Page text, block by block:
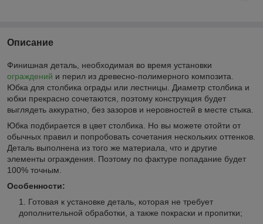
Описание
Финишная деталь, необходимая во время установки
ограждений и перил из древесно-полимерного композита.
Юбка для столбика ограды или лестницы. Диаметр столбика и
юбки прекрасно сочетаются, поэтому конструкция будет
выглядеть аккуратно, без зазоров и неровностей в месте стыка.
Юбка подбирается в цвет столбика. Но вы можете отойти от
обычных правил и попробовать сочетания нескольких оттенков.
Деталь выполнена из того же материала, что и другие
элементы ограждения. Поэтому по фактуре попадание будет
100% точным.
Особенности:
Готовая к установке деталь, которая не требует
дополнительной обработки, а также покраски и пропитки;